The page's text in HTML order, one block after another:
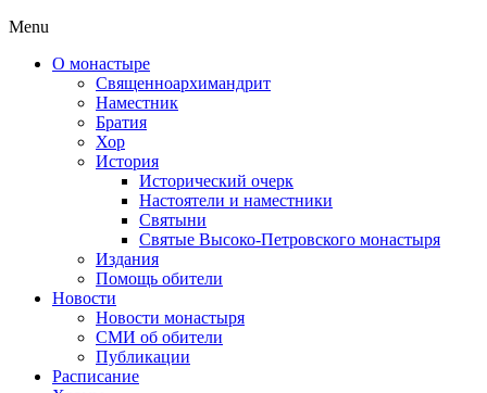
Menu
О монастыре
Священноархимандрит
Наместник
Братия
Хор
История
Исторический очерк
Настоятели и наместники
Святыни
Святые Высоко-Петровского монастыря
Издания
Помощь обители
Новости
Новости монастыря
СМИ об обители
Публикации
Расписание